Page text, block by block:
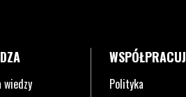
wiedzy
WSPÓŁPRACUJ
Polityka